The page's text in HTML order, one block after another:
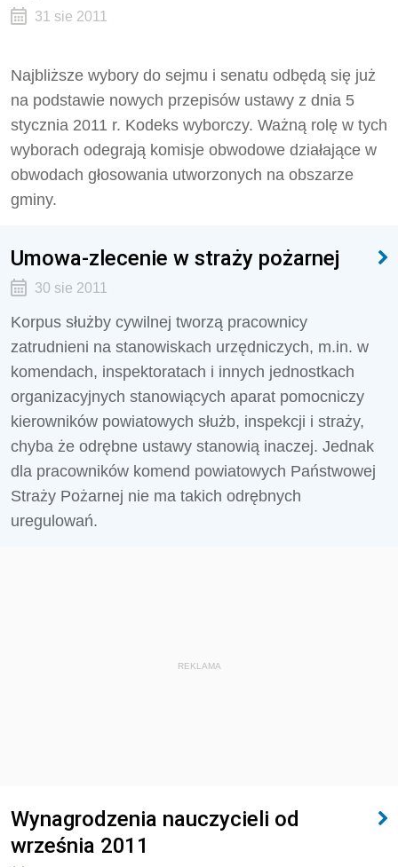
31 sie 2011
Najbliższe wybory do sejmu i senatu odbędą się już
na podstawie nowych przepisów ustawy z dnia 5
stycznia 2011 r. Kodeks wyborczy. Ważną rolę w tych
wyborach odegrają komisje obwodowe działające w
obwodach głosowania utworzonych na obszarze
gminy.
Umowa-zlecenie w straży pożarnej
30 sie 2011
Korpus służby cywilnej tworzą pracownicy
zatrudnieni na stanowiskach urzędniczych, m.in. w
komendach, inspektoratach i innych jednostkach
organizacyjnych stanowiących aparat pomocniczy
kierowników powiatowych służb, inspekcji i straży,
chyba że odrębne ustawy stanowią inaczej. Jednak
dla pracowników komend powiatowych Państwowej
Straży Pożarnej nie ma takich odrębnych
uregulowań.
REKLAMA
Wynagrodzenia nauczycieli od
września 2011